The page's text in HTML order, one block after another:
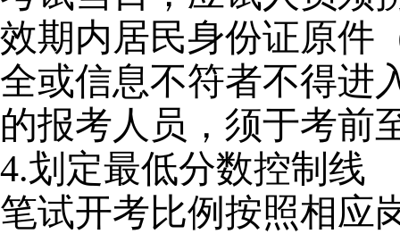
效期内居民身份证原件
全或信息不符者不得进
的报考人员，须于考前
4.划定最低分数控制线
笔试开考比例按照相应